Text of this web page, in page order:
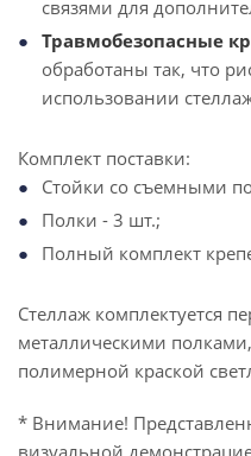
связями для
Травмобезопасные
обработаны так, что
использовании
Комплект поставки:
Стойки со съемными
Полки - 3 шт.;
Полный комплект
Стеллаж комплектуется
металлическими
полимерной краской
* Внимание!
визуальной